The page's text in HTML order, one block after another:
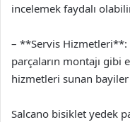
incelemek faydalı
– **Servis Hizmetleri**:
parçaların montajı gibi
hizmetleri sunan
Salcano bisiklet yedek